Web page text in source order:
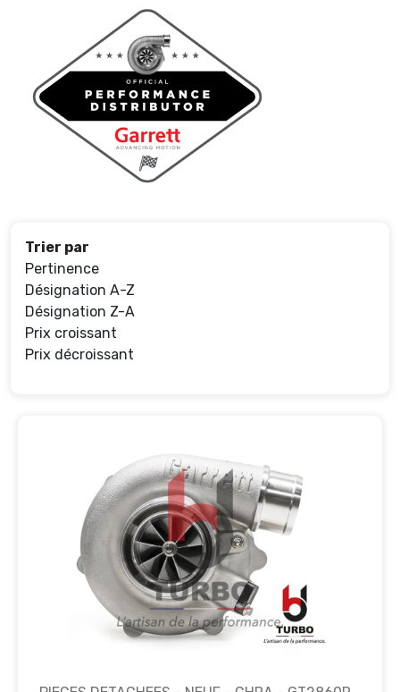
Trier par
Pertinence
Désignation A-Z
Désignation Z-A
Prix croissant
Prix décroissant